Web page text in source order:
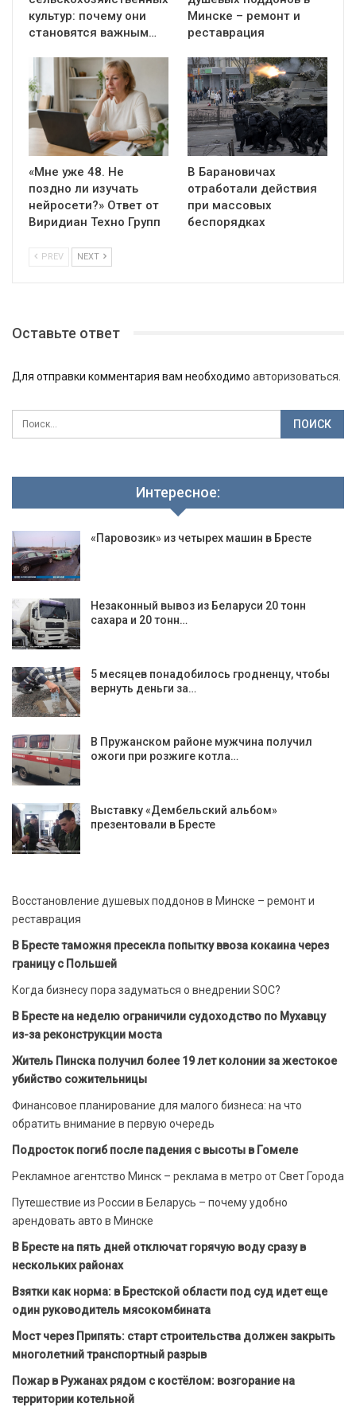
культур: почему они
становятся важным…
Минске – ремонт и
реставрация
«Мне уже 48. Не
поздно ли изучать
нейросети?» Ответ от
Виридиан Техно Групп
В Барановичах
отработали действия
при массовых
беспорядках
PREV NEXT
Оставьте ответ
Для отправки комментария вам необходимо авторизоваться
Интересное:
«Паровозик» из четырех машин в Бресте
Незаконный вывоз из Беларуси 20 тонн
сахара и 20 тонн…
5 месяцев понадобилось гродненцу, чтобы
вернуть деньги за…
В Пружанском районе мужчина получил
ожоги при розжиге котла…
Выставку «Дембельский альбом»
презентовали в Бресте
Восстановление душевых поддонов в Минске – ремонт и
реставрация
В Бресте таможня пресекла попытку ввоза кокаина через
границу с Польшей
Когда бизнесу пора задуматься о внедрении SOC?
В Бресте на неделю ограничили судоходство по Мухавцу
из-за реконструкции моста
Житель Пинска получил более 19 лет колонии за жестокое
убийство сожительницы
Финансовое планирование для малого бизнеса: на что
обратить внимание в первую очередь
Подросток погиб после падения с высоты в Гомеле
Рекламное агентство Минск – реклама в метро от Свет Города
Путешествие из России в Беларусь – почему удобно
арендовать авто в Минске
В Бресте на пять дней отключат горячую воду сразу в
нескольких районах
Взятки как норма: в Брестской области под суд идет еще
один руководитель мясокомбината
Мост через Припять: старт строительства должен закрыть
многолетний транспортный разрыв
Пожар в Ружанах рядом с костёлом: возгорание на
территории котельной